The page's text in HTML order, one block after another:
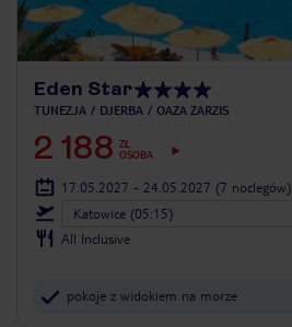
Eden Star
TUNEZJA DJERBA OAZA ZARZIS
2 188 ZŁ
OSOBA
17.05.2027 - 24.05.2027 (7 noclegów)
Katowice (05:15)
All Inclusive
pokoje z widokiem na morze